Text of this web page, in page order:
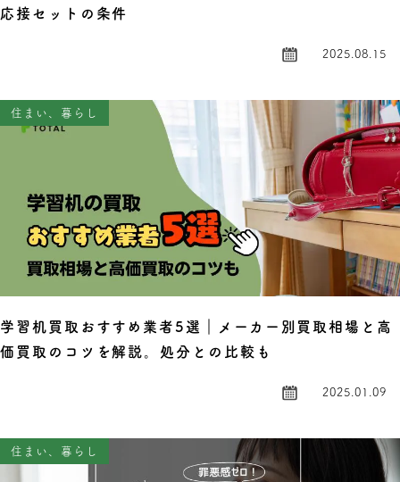
応接セットの条件
2025.08.15
住まい、暮らし
学習机買取おすすめ業者5選｜メーカー別買取相場と高
価買取のコツを解説。処分との比較も
2025.01.09
住まい、暮らし